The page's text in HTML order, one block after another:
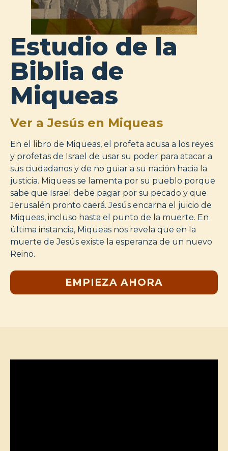
Estudio de la
Biblia de
Miqueas
Ver a Jesús en Miqueas
En el libro de Miqueas, el profeta acusa a los reyes
y profetas de Israel de usar su poder para atacar a
sus ciudadanos y de no guiar a su nación hacia la
justicia. Miqueas se lamenta por su pueblo porque
sabe que Israel debe pagar por su pecado y que
Jerusalén pronto caerá. Jesús encarna el juicio de
Miqueas, incluso hasta el punto de la muerte. En
última instancia, Miqueas nos revela que en la
muerte de Jesús existe la esperanza de un nuevo
Reino.
EMPIEZA AHORA